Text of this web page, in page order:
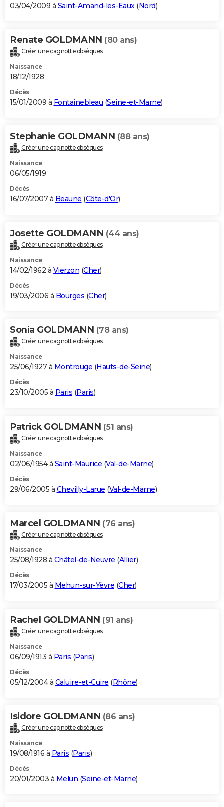
03/04/2009 à Saint-Amand-les-Eaux(Nord)
Renate GOLDMANN (80 ans)
Créer une cagnotte obsèques
Naissance
18/12/1928
Décès
15/01/2009 à Fontainebleau (Seine-et-Marne)
Stephanie GOLDMANN (88 ans)
Créer une cagnotte obsèques
Naissance
06/05/1919
Décès
16/07/2007 à Beaune (Côte-d'Or)
Josette GOLDMANN (44 ans)
Créer une cagnotte obsèques
Naissance
14/02/1962 à Vierzon (Cher)
Décès
19/03/2006 à Bourges (Cher)
Sonia GOLDMANN (78 ans)
Créer une cagnotte obsèques
Naissance
25/06/1927 à Montrouge (Hauts-de-Seine)
Décès
23/10/2005 à Paris (Paris)
Patrick GOLDMANN (51 ans)
Créer une cagnotte obsèques
Naissance
02/06/1954 à Saint-Maurice (Val-de-Marne)
Décès
29/06/2005 à Chevilly-Larue (Val-de-Marne)
Marcel GOLDMANN (76 ans)
Créer une cagnotte obsèques
Naissance
25/08/1928 à Châtel-de-Neuvre (Allier)
Décès
17/03/2005 à Mehun-sur-Yèvre (Cher)
Rachel GOLDMANN (91 ans)
Créer une cagnotte obsèques
Naissance
06/09/1913 à Paris (Paris)
Décès
05/12/2004 à Caluire-et-Cuire (Rhône)
Isidore GOLDMANN (86 ans)
Créer une cagnotte obsèques
Naissance
19/08/1916 à Paris (Paris)
Décès
20/01/2003 à Melun (Seine-et-Marne)